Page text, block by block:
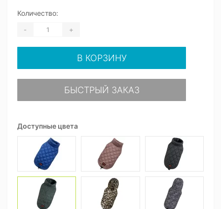
Доступные цвета
Количество:
- +
В КОРЗИНУ
БЫСТРЫЙ ЗАКАЗ